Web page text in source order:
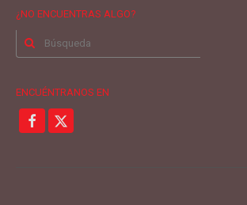
¿NO ENCUENTRAS ALGO?
Buscar
ENCUÉNTRANOS EN